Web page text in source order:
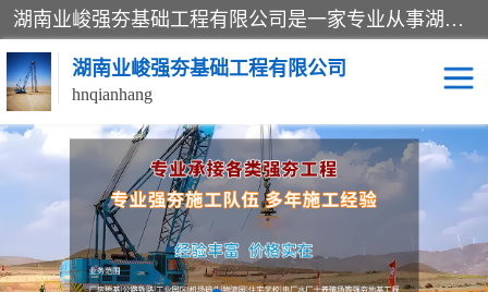
湖南业峻强夯基础工程有限公司是一家专业从事湖南强夯基础工程、强夯机租赁，地基处理的施工单位。业务覆盖：湖南、广东，江西等地。可承接1000KN.m-25000KN.m强夯（置换）工程。公司创始人是国内较早期从事强夯施工的建设者，经过多年的一步一个脚印的发展，在行业内具有较高的度和良好的口碑。
湖南业峻强夯基础工程有限公司
hnqianhang
强夯施工案例 强夯机租赁
强夯施工工程 强夯施工队伍